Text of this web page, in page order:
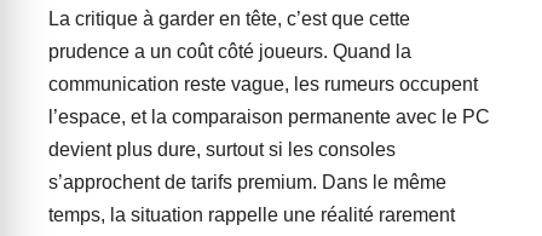
La critique à garder en tête, c’est que cette
prudence a un coût côté joueurs. Quand la
communication reste vague, les rumeurs occupent
l’espace, et la comparaison permanente avec le PC
devient plus dure, surtout si les consoles
s’approchent de tarifs premium. Dans le même
temps, la situation rappelle une réalité rarement